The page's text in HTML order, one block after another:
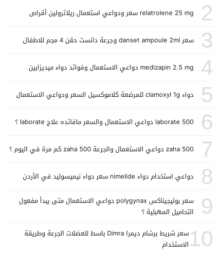
2 relatrolene 25 mg سعر ودواعي استعمال ريلاترولين أقراص
3 سعر danset ampoule 2ml وجرعة دانست حقن 4 مجم للاطفال
4 medizapin 2.5 mg دواعي الاستعمال وفوائد دواء ميديزابين
5 دواء clamoxyl 1g للمرضعة كلاموكسيل السعر ودواعي الاستعمال
6 laborate 500 دواعي الاستعمال والسعر مافائده علاج laborate ؟
7 zaha 500 دواعي الاستعمال والجرعة zaha 500 كم مرة في اليوم ؟
8 دواعي استخدام دواء nimelide سعر دواء نيميسوليد في الأردن
9
سعر بوليجيناكس polygynax دواعي الاستعمال متى يبدأ مفعول
التحاميل المهبلية ؟
10
سعر شريط برشام ديمرا Dimra باسط للعضلات الجرعة وطريقة
الاستخدام